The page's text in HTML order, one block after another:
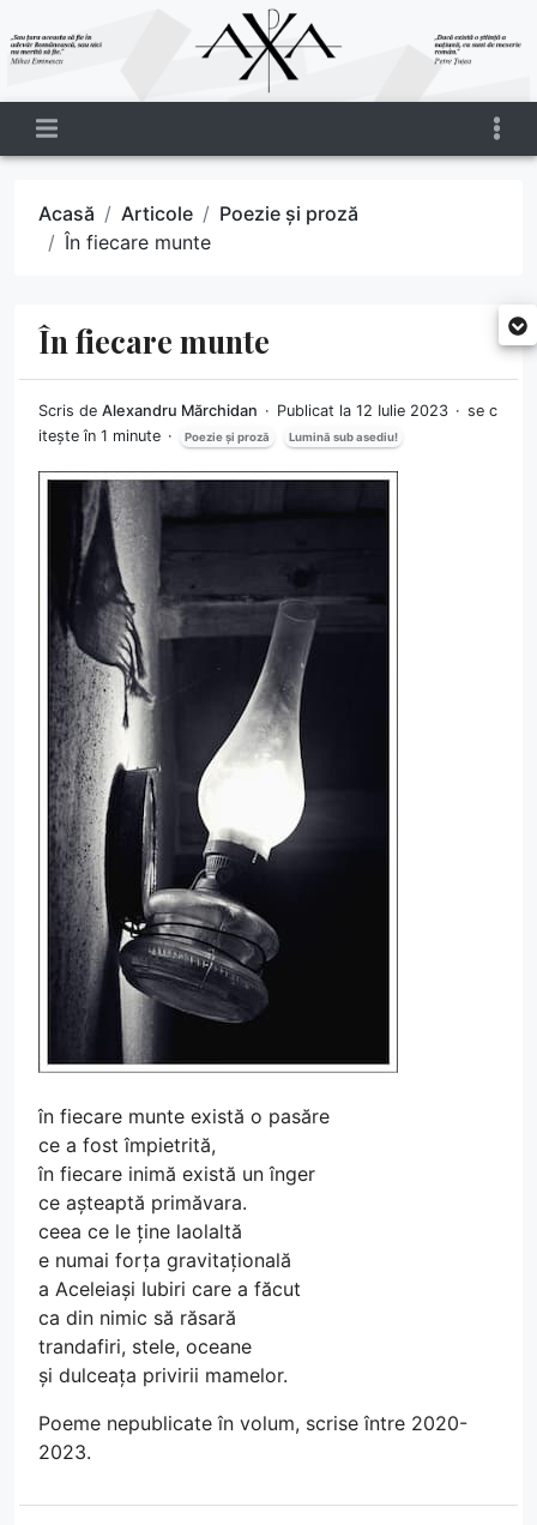
Acasă Articole
Poezie și proză
În fiecare munte
În fiecare munte
Scris de Alexandru Mărchidan Publicat la 12 Iulie 2023
se c
itește în 1 minute
Poezie și proză Lumină sub asediu!
în fiecare munte există o pasăre
ce a fost împietrită,
în fiecare inimă există un înger
ce așteaptă primăvara.
ceea ce le ține laolaltă
e numai forța gravitațională
a Aceleiași Iubiri care a făcut
ca din nimic să răsară
trandafiri, stele, oceane
și dulceața privirii mamelor.
Poeme nepublicate în volum, scrise între 2020-
2023.